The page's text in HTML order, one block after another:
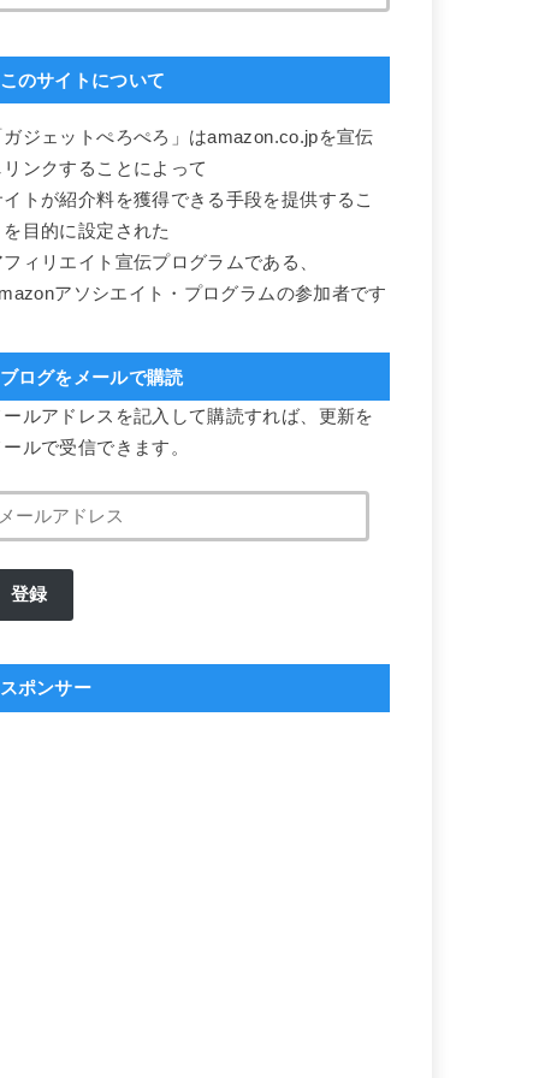
このサイトについて
ガジェットぺろぺろ」はamazon.co.jpを宣伝
リンクすることによって
イトが紹介料を獲得できる手段を提供するこ
を目的に設定された
フィリエイト宣伝プログラムである、
アソシエイト・プログラムの参加者です
ブログをメールで購読
ールアドレスを記入して購読すれば、更新を
ールで受信できます。
登録
スポンサー